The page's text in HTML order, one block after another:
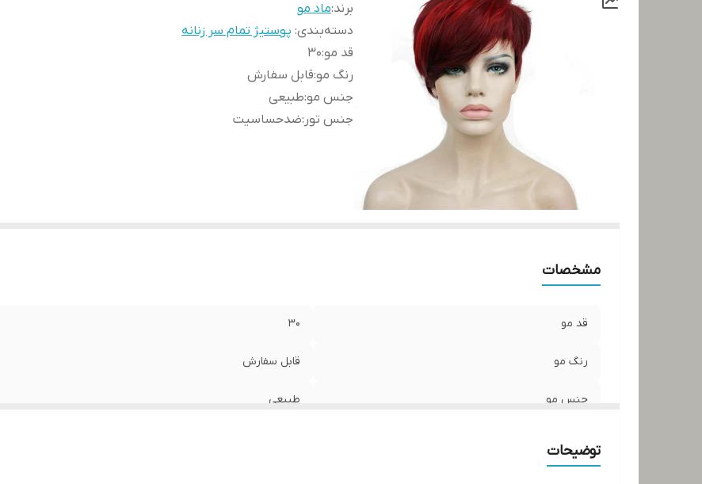
برند:ماد مو
دسته‌بندی: پوستیژ تمام سر زنانه
قد مو:
30
رنگ مو:قابل سفارش
جنس مو:طبیعی
جنس تور :ضدحساسیت
مشخصات
قد مو 30
رنگ مو قابل سفارش
جنس مو طبیعی
توضیحات